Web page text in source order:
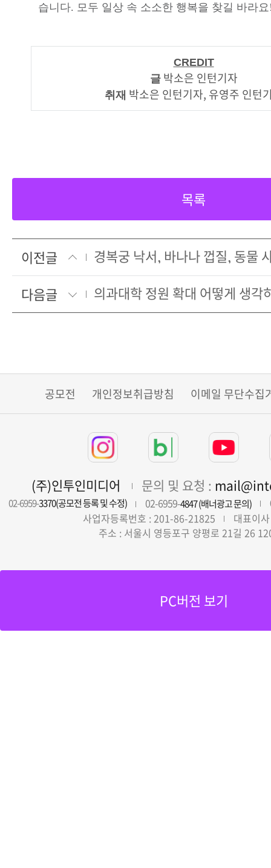
습니다. 모두 일상 속 소소한 행복을 찾길 바라
CREDIT
글 박소은 인턴기자
취재 박소은 인턴기자, 유영주 인턴
목록
이전글
다음글
의과대학 정원 확대 어떻게 생각
공모전 개인정보취급방침 이메일 무단수집
(주)인투인미디어 문의 및 요청 :
02-6959-3370(공모전 등록 및 수정) 02-6959-4847 (배너광고 문의)
사업자등록번호 : 201-86-21825
대표이
주소 : 서울시 영등포구 양평로 21길 26
PC버전 보기